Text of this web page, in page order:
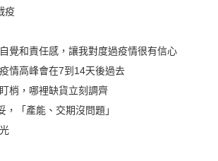
疫
覺和責任感，讓我對度過疫情很有信心
情高峰會在7到14天後過去
梢，哪裡缺貨立刻調齊
「產能、交期沒問題」